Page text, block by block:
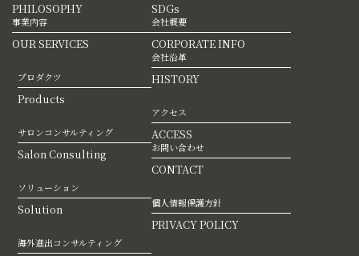
PHILOSOPHY
事業内容
OUR SERVICES
プロダクツ
Products
サロンコンサルティング
Salon Consulting
ソリューション
Solution
海外進出コンサルティング
SDGs
会社概要
CORPORATE INFO
会社沿革
HISTORY
アクセス
ACCESS
お問い合わせ
CONTACT
個人情報保護方針
PRIVACY POLICY